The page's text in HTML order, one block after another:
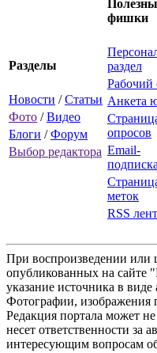
Разделы
Новости /Статьи
Фото /Видео
Блоги /Форум
Выбор редактора
фишки
раздел
Рабочий
Анкета
опросов
Email-
подписка
меток
RSS
При воспроизведении или
опубликованных на сайте
указание источника в
Фотографии, изображения
Редакция портала может
несет ответственности за
интересующим вопросам